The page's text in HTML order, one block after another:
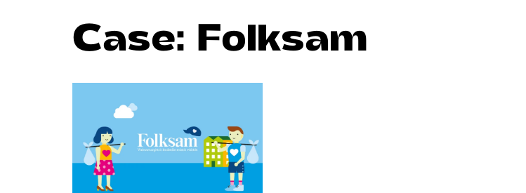
Case: Folksam